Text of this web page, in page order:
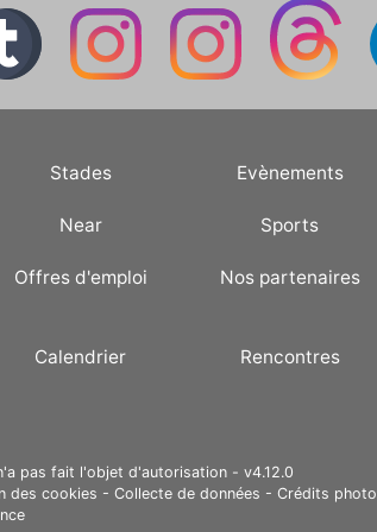
Stades Evènements
Near Sports
Offres d'emploi Nos partenaires
Calendrier Rencontres
pas fait l'objet d'autorisation - v4.12.0
des cookies - Collecte de données - Crédits photo